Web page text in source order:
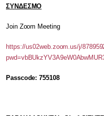
ΣΥΝΔΕΣΜΟ
Join Zoom Meeting
https://us02web.zoom.us/j/
Passcode: 755108